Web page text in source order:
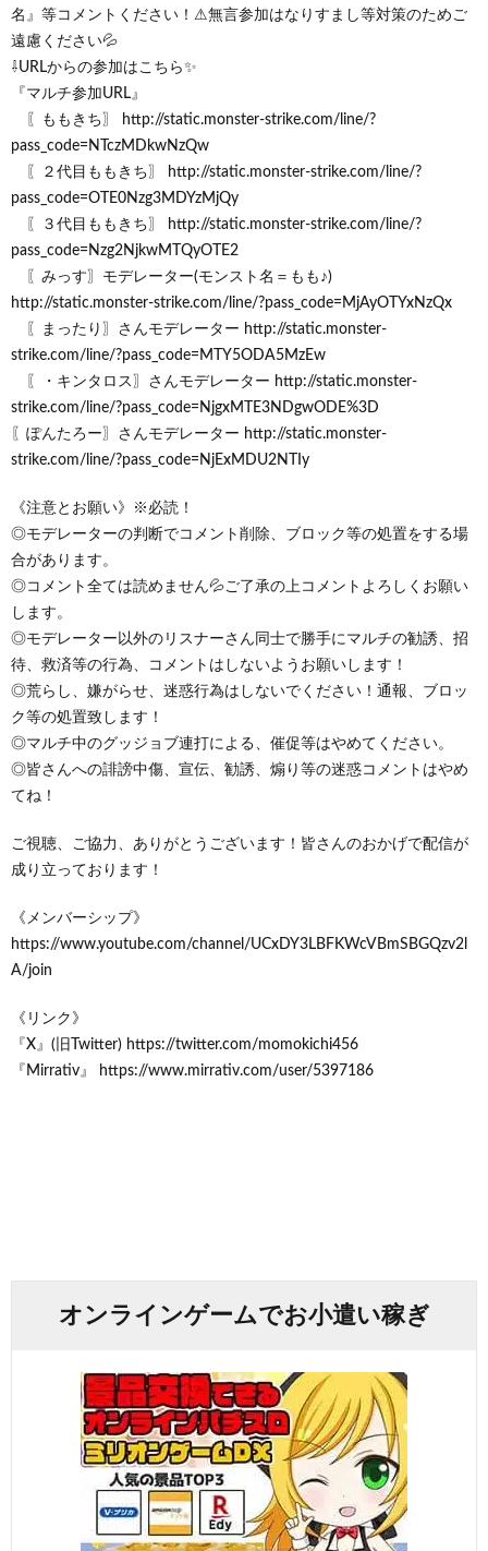
名』等コメントください！⚠無言参加はなりすまし等対策のためご
遠慮ください💦
⇩URLからの参加はこちら✨
『マルチ参加URL』
〖ももきち〗 http://static.monster-strike.com/line/?
pass_code=NTczMDkwNzQw
〖２代目ももきち〗 http://static.monster-strike.com/line/?
pass_code=OTE0Nzg3MDYzMjQy
〖３代目ももきち〗 http://static.monster-strike.com/line/?
pass_code=Nzg2NjkwMTQyOTE2
〖みっす〗モデレーター(モンスト名＝もも♪)
http://static.monster-strike.com/line/?pass_code=MjAyOTYxNzQx
〖まったり〗さんモデレーター http://static.monster-
strike.com/line/?pass_code=MTY5ODA5MzEw
〖・キンタロス〗さんモデレーター ​http://static.monster-
strike.com/line/?pass_code=NjgxMTE3NDgwODE%3D
〖ぽんたろー〗さんモデレーター ​​​​​http://static.monster-
strike.com/line/?pass_code=NjExMDU2NTIy
《注意とお願い》※必読！
◎モデレーターの判断でコメント削除、ブロック等の処置をする場
合があります。
◎コメント全ては読めません💦ご了承の上コメントよろしくお願い
します。
◎モデレーター以外のリスナーさん同士で勝手にマルチの勧誘、招
待、救済等の行為、コメントはしないようお願いします！
◎荒らし、嫌がらせ、迷惑行為はしないでください！通報、ブロッ
ク等の処置致します！
◎マルチ中のグッジョブ連打による、催促等はやめてください。
◎皆さんへの誹謗中傷、宣伝、勧誘、煽り等の迷惑コメントはやめ
てね！
ご視聴、ご協力、ありがとうございます！皆さんのおかげで配信が
成り立っております！
《メンバーシップ》
https://www.youtube.com/channel/UCxDY3LBFKWcVBmSBGQzv2l
A/join
《リンク》
『X』(旧Twitter) https://twitter.com/momokichi456
『Mirrativ』 https://www.mirrativ.com/user/5397186
オンラインゲームでお小遣い稼ぎ